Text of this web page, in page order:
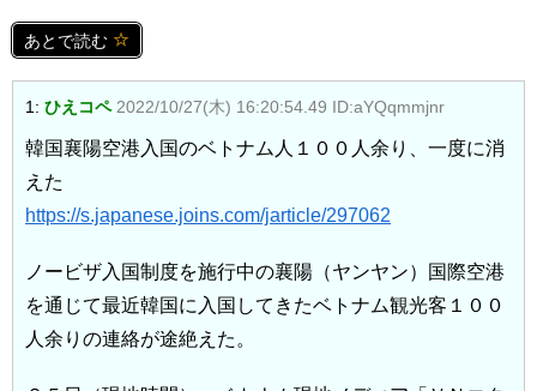
あとで読む
1: ひえコペ 2022/10/27(木) 16:20:54.49 ID:aYQqmmjnr
韓国襄陽空港入国のベトナム人１００人余り、一度に消
えた
https://s.japanese.joins.com/jarticle/297062
ノービザ入国制度を施行中の襄陽（ヤンヤン）国際空港
を通じて最近韓国に入国してきたベトナム観光客１００
人余りの連絡が途絶えた。